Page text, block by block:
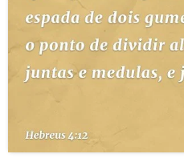
PERGUNTE À BÍBLIA IA
QUEM SOMOS